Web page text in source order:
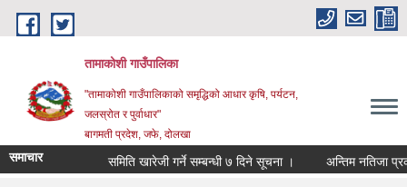
Skip to main content
तामाकोशी गाउँपालिका
"तामाकोशी गाउँपालिकाको समृद्धिको आधार कृषि, पर्यटन,
जलस्रोत र पुर्वाधार"
बागमती प्रदेश, जफे, दोलखा
समाचार समिति खारेजी गर्ने सम्बन्धी ७ दिने सूचना । अन्तिम नतिजा